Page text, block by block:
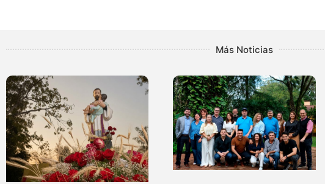
Más Noticias